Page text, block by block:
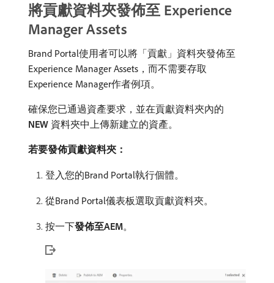
將貢獻資料夾發佈至 Experience
Manager Assets
Brand Portal使用者可以將「貢獻」資料夾發佈至
Experience Manager Assets，而不需要存取
Experience Manager作者例項。
確保您已通過資產要求，並在貢獻資料夾內的​
NEW ​資料夾中上傳新建立的資產。
若要發佈貢獻資料夾：
登入您的Brand Portal執行個體。
從Brand Portal儀表板選取貢獻資料夾。
按一下​發佈至AEM。